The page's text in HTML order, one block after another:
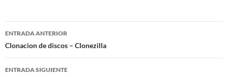
Navegación
de
entradas
ENTRADA ANTERIOR
Clonacion de discos – Clonezilla
ENTRADA SIGUIENTE